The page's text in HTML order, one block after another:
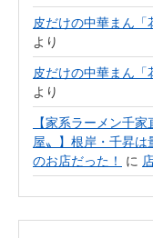
皮だけの中華まん
より
皮だけの中華まん
より
【家系ラーメン千
屋〟】根岸・千昇は
のお店だった！
に